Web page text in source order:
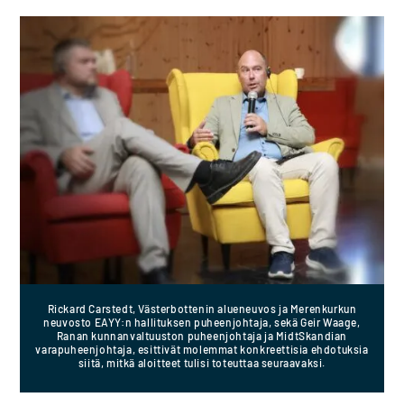
Rickard Carstedt, Västerbottenin alueneuvos ja Merenkurkun
neuvosto EAYY:n hallituksen puheenjohtaja, sekä Geir Waage,
Ranan kunnanvaltuuston puheenjohtaja ja MidtSkandian
varapuheenjohtaja, esittivät molemmat konkreettisia ehdotuksia
siitä, mitkä aloitteet tulisi toteuttaa seuraavaksi.